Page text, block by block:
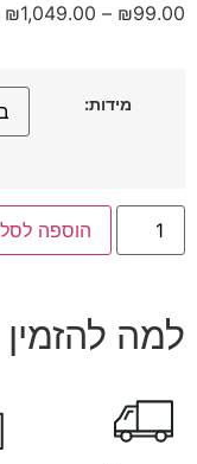
₪99.00
–
₪1,049.00
מידות:
הוספה לסל
למה